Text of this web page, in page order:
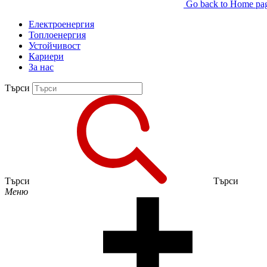
Go back to Home
Електроенергия
Топлоенергия
Устойчивост
Кариери
За нас
Търси
Търси
Търси
Меню